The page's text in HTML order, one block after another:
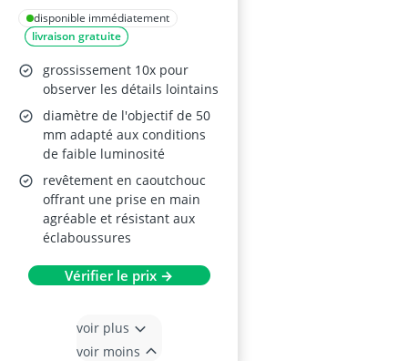
disponible immédiatement
livraison gratuite
grossissement 10x pour
observer les détails lointains
diamètre de l'objectif de 50
mm adapté aux conditions
de faible luminosité
revêtement en caoutchouc
offrant une prise en main
agréable et résistant aux
éclaboussures
Vérifier le prix →
voir plus
voir moins